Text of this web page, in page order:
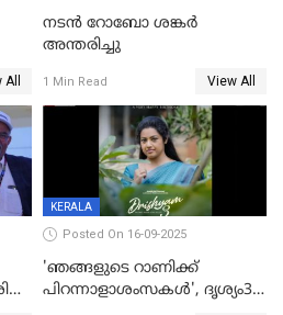
നടൻ റോബോ ശങ്കർ
അന്തരിച്ചു
1 Min Read View All
KERALA
Posted On 16-09-2025
'ഞങ്ങളുടെ റാണിക്ക്
പിറന്നാളാശംസകൾ', ദൃശ്യം3-